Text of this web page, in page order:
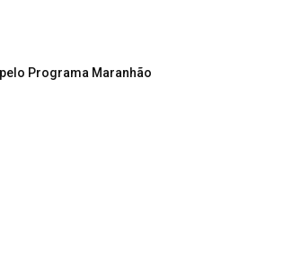
Programa Maranhão